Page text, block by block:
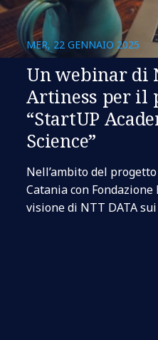
MER, 22 GENNAIO 2025
Un webinar di
Artiness per il
“StartUP
Science”
Nell’ambito del
Catania con
visione di NTT DATA